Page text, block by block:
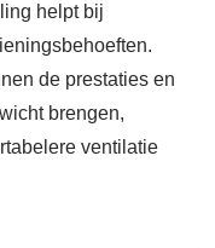
helpt bij
de prestaties en
brengen,
ventilatie